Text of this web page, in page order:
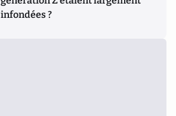
infondées ?